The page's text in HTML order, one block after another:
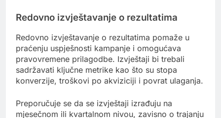
Redovno izvještavanje o rezultatima
Redovno izvještavanje o rezultatima pomaže u
praćenju uspješnosti kampanje i omogućava
pravovremene prilagodbe. Izvještaji bi trebali
sadržavati ključne metrike kao što su stopa
konverzije, troškovi po akviziciji i povrat ulaganja.
Preporučuje se da se izvještaji izrađuju na
mjesečnom ili kvartalnom nivou, zavisno o trajanju